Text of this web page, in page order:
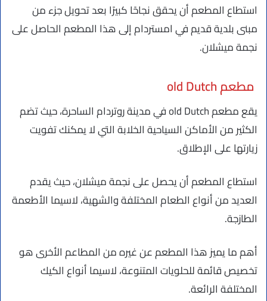
استطاع المطعم أن يحقق نجاحًا كبيرًا بعد تحويل جزء من
مبنى بلدية قديم في امستردام إلى هذا المطعم الحاصل على
نجمة ميشلان.
مطعم old Dutch
يقع مطعم old Dutch في مدينة روتردام الساحرة، حيث تضم
الكثير من الأماكن السياحية الخلابة التي لا يمكنك تفويت
زيارتها على الإطلاق.
استطاع المطعم أن يحصل على نجمة ميشلان، حيث يقدم
العديد من أنواع الطعام المختلفة والشهية، لاسيما الأطعمة
الطازجة.
أهم ما يميز هذا المطعم عن غيره من المطاعم الأخرى هو
تخصيص قائمة للحلويات المتنوعة، لاسيما أنواع الكيك
المختلفة الرائعة.